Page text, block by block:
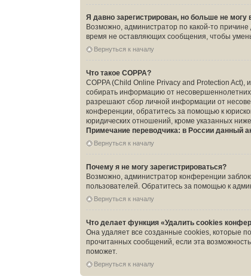
Я давно зарегистрирован, но больше не могу
Возможно, администратор по какой-то
время не оставляющих сообщения, чтобы
Вернуться к началу
Что такое COPPA?
COPPA (Child Online Privacy and Protection
собирать информацию от
разрешают сбор личной информации от
конференции, обратитесь за помощью к
юридических отношений, кроме указанных
Примечание переводчика: в России данный
Вернуться к началу
Почему я не могу зарегистрироваться?
Возможно, администратор конференции
пользователей. Обратитесь за помощью к
Вернуться к началу
Что делает функция «Удалить cookies
Она удаляет все созданные cookies, которые
прочитанных сообщений, если эта
поможет.
Вернуться к началу